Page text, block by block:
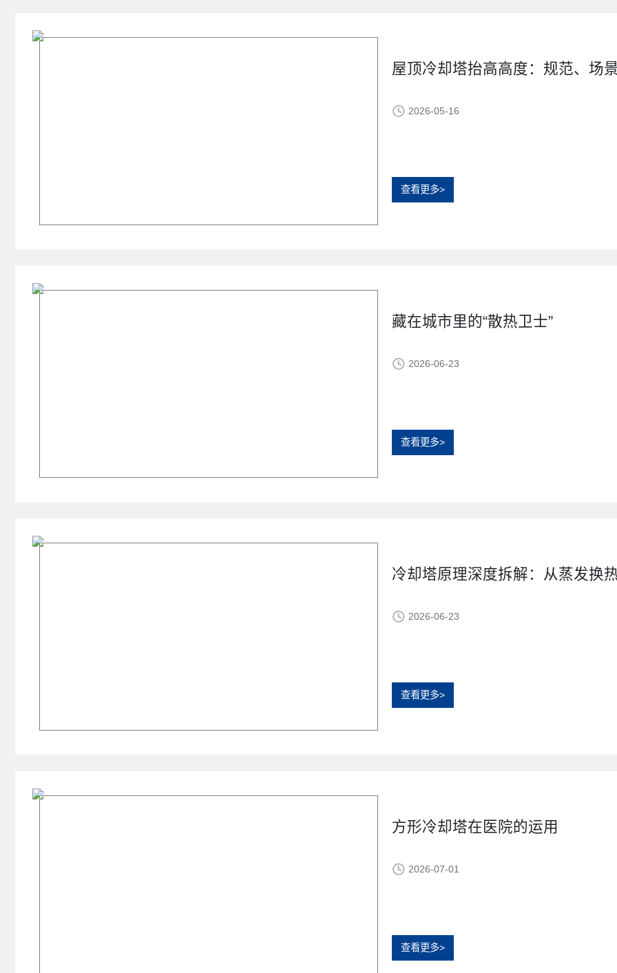
屋顶冷却塔抬高高度：规范、场
2026-05-16
查看更多>
藏在城市里的“散热卫士”
2026-06-23
查看更多>
冷却塔原理深度拆解：从蒸发换
2026-06-23
查看更多>
方形冷却塔在医院的运用
2026-07-01
查看更多>